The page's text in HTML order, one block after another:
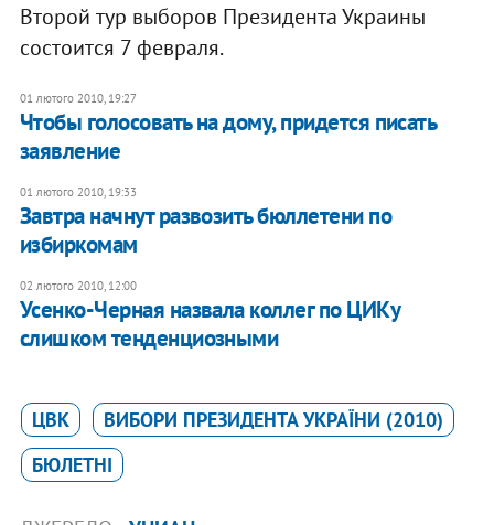
Второй тур выборов Президента Украины
состоится 7 февраля.
01 лютого 2010, 19:27
Чтобы голосовать на дому, придется писать
заявление
01 лютого 2010, 19:33
Завтра начнут развозить бюллетени по
избиркомам
02 лютого 2010, 12:00
Усенко-Черная назвала коллег по ЦИКу
слишком тенденциозными
ЦВК
ВИБОРИ ПРЕЗИДЕНТА УКРАЇНИ (2010)
БЮЛЕТНІ